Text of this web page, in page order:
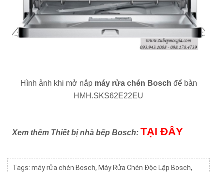
Hình ảnh khi mở nắp máy rửa chén Bosch để bàn
HMH.SKS62E22EU
Xem thêm Thiết bị nhà bếp Bosch: TẠI ĐÂY
Tags: máy rửa chén Bosch, Máy Rửa Chén Độc Lập Bosch,